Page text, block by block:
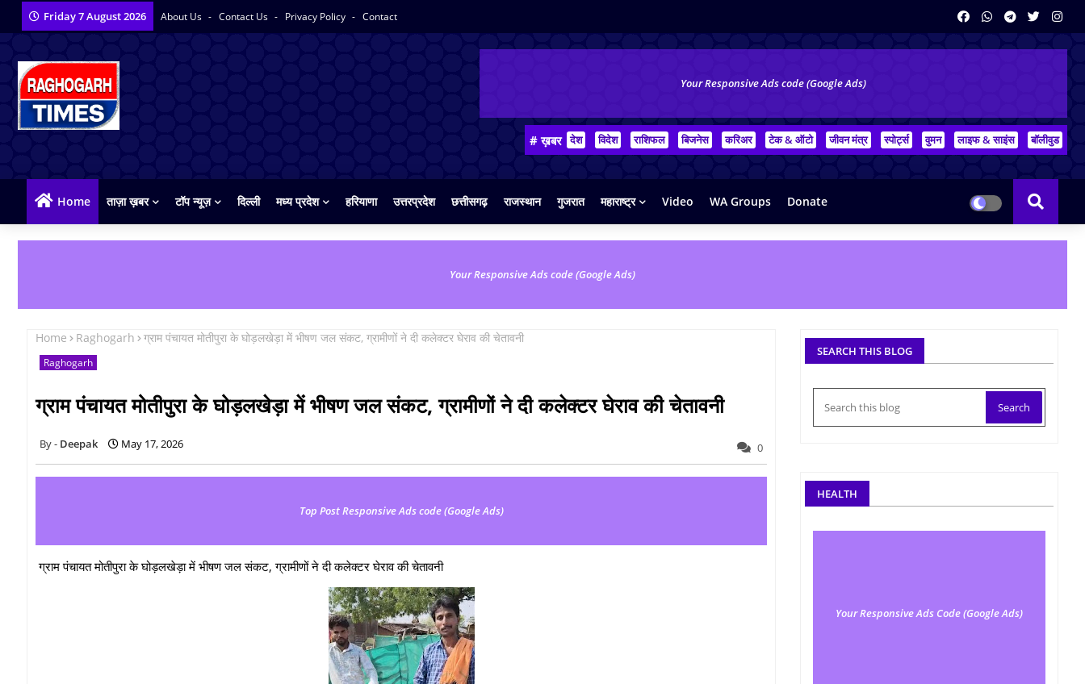
Friday 7 August 2026 About Us Contact Us Privacy Policy Contact
Your Responsive Ads code (Google Ads)
# ख़बर देश विदेश राशिफल बिजनेस करिअर टेक & ऑटो जीवन मंत्र स्पोर्ट्स वुमन लाइफ & साइंस बॉलीवुड
Home ताज़ा ख़बर टॉप न्यूज़ दिल्ली मध्य प्रदेश हरियाणा उत्तरप्रदेश छत्तीसगढ़ राजस्थान गुजरात महाराष्ट्र Video WA Groups Donate
Your Responsive Ads code (Google Ads)
Home Raghogarh ग्राम पंचायत मोतीपुरा के घोड़लखेड़ा में भीषण जल संकट, ग्रामीणों ने दी कलेक्टर घेराव की चेतावनी
Raghogarh
ग्राम पंचायत मोतीपुरा के घोड़लखेड़ा में भीषण जल संकट, ग्रामीणों ने दी कलेक्टर घेराव की चेतावनी
Deepak May 17, 2026 0
Top Post Responsive Ads code (Google Ads)
ग्राम पंचायत मोतीपुरा के घोड़लखेड़ा में भीषण जल संकट, ग्रामीणों ने दी कलेक्टर घेराव की चेतावनी
SEARCH THIS BLOG
HEALTH
Your Responsive Ads Code (Google Ads)